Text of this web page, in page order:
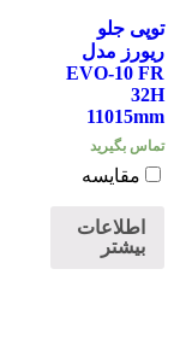
توپی جلو
ریورز مدل
EVO-10 FR
32H
11015mm
تماس بگیرید
مقایسه
اطلاعات
بیشتر